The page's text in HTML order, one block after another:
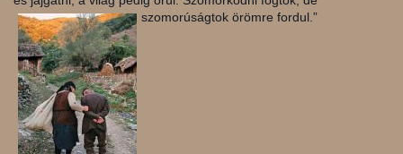
szomorúságtok örömre fordul.”